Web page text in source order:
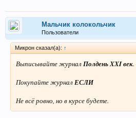
Мальчик колокольчик
Пользователи
Микрон сказал(а): ↑
Выписывайте журналПолдень XXI век
Покупайте журналЕСЛИ
Не всё ровно, но в курсе будете.